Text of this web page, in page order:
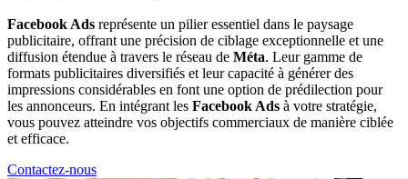
Facebook Ads représente un pilier essentiel dans le paysage
publicitaire, offrant une précision de ciblage exceptionnelle et une
diffusion étendue à travers le réseau de Méta. Leur gamme de
formats publicitaires diversifiés et leur capacité à générer des
impressions considérables en font une option de prédilection pour
les annonceurs. En intégrant les Facebook Ads à votre stratégie,
vous pouvez atteindre vos objectifs commerciaux de manière ciblée
et efficace.
Contactez-nous